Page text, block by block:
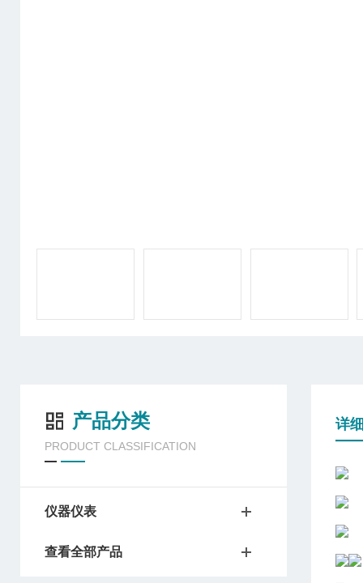
产品分类
PRODUCT CLASSIFICATION
仪器仪表
查看全部产品
详